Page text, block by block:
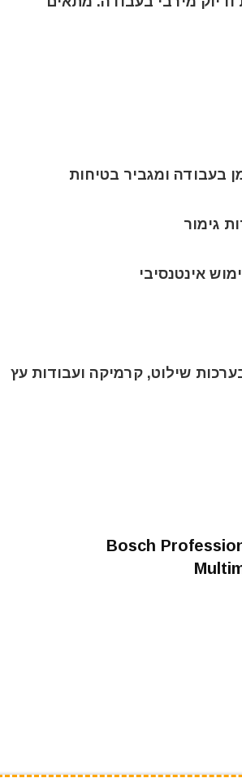
בעבודה ומגביר בטיחות
גימור
אינטנסיבי
שילוט, קרמיקה ועבודות עץ
Bosch